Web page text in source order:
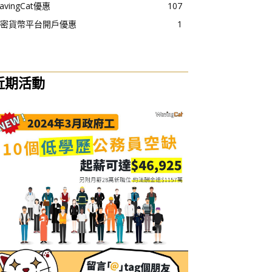
優惠
107
貨幣平台開戶優惠
1
期活動